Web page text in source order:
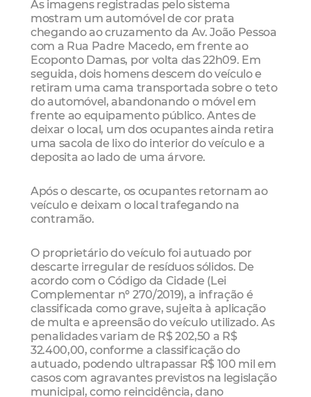
As imagens registradas pelo sistema
mostram um automóvel de cor prata
chegando ao cruzamento da Av. João Pessoa
com a Rua Padre Macedo, em frente ao
Ecoponto Damas, por volta das 22h09. Em
seguida, dois homens descem do veículo e
retiram uma cama transportada sobre o teto
do automóvel, abandonando o móvel em
frente ao equipamento público. Antes de
deixar o local, um dos ocupantes ainda retira
uma sacola de lixo do interior do veículo e a
deposita ao lado de uma árvore.
Após o descarte, os ocupantes retornam ao
veículo e deixam o local trafegando na
contramão.
O proprietário do veículo foi autuado por
descarte irregular de resíduos sólidos. De
acordo com o Código da Cidade (Lei
Complementar nº 270/2019), a infração é
classificada como grave, sujeita à aplicação
de multa e apreensão do veículo utilizado. As
penalidades variam de R$ 202,50 a R$
32.400,00, conforme a classificação do
autuado, podendo ultrapassar R$ 100 mil em
casos com agravantes previstos na legislação
municipal, como reincidência, dano